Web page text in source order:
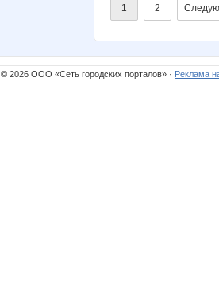
1 2
© 2026 ООО «Сеть городских порталов» · Реклама